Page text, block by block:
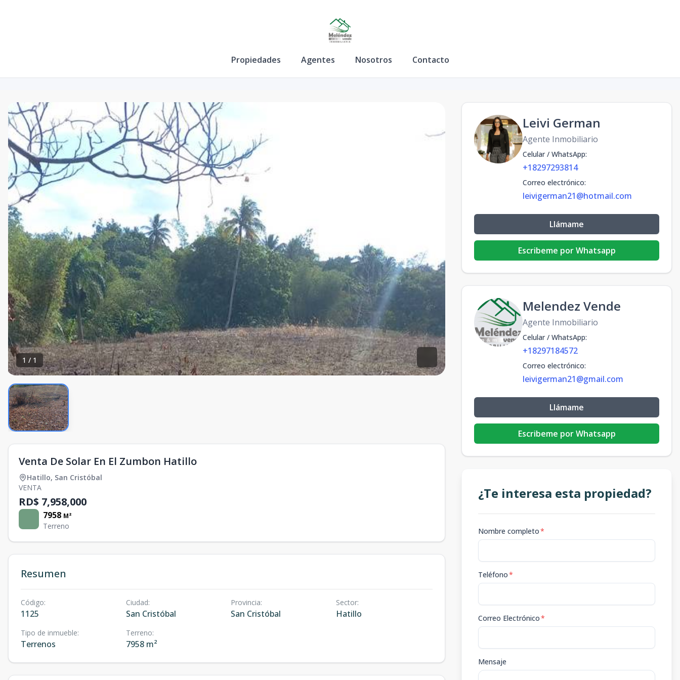
1 / 1
Venta De Solar En El Zumbon Hatillo
Hatillo, San Cristóbal
VENTA
RD$ 7,958,000
7958 M²
Terreno
Resumen
Código:
1125
Ciudad:
San Cristóbal
Provincia:
San Cristóbal
Sector:
Hatillo
Tipo de inmueble:
Terrenos
Terreno:
7958 m²
Leivi German
Agente Inmobiliario
Celular / WhatsApp:
+18297293814
Correo electrónico:
leivigerman21@hotmail.com
Llámame
Escribeme por Whatsapp
Melendez Vende
Agente Inmobiliario
Celular / WhatsApp:
+18297184572
Correo electrónico:
leivigerman21@gmail.com
Llámame
Escribeme por Whatsapp
¿Te interesa esta propiedad?
Nombre completo*
Teléfono*
Correo Electrónico*
Mensaje